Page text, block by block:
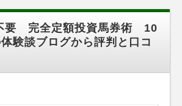
要 完全定額投資馬券術 10
験談ブログから評判と口コ